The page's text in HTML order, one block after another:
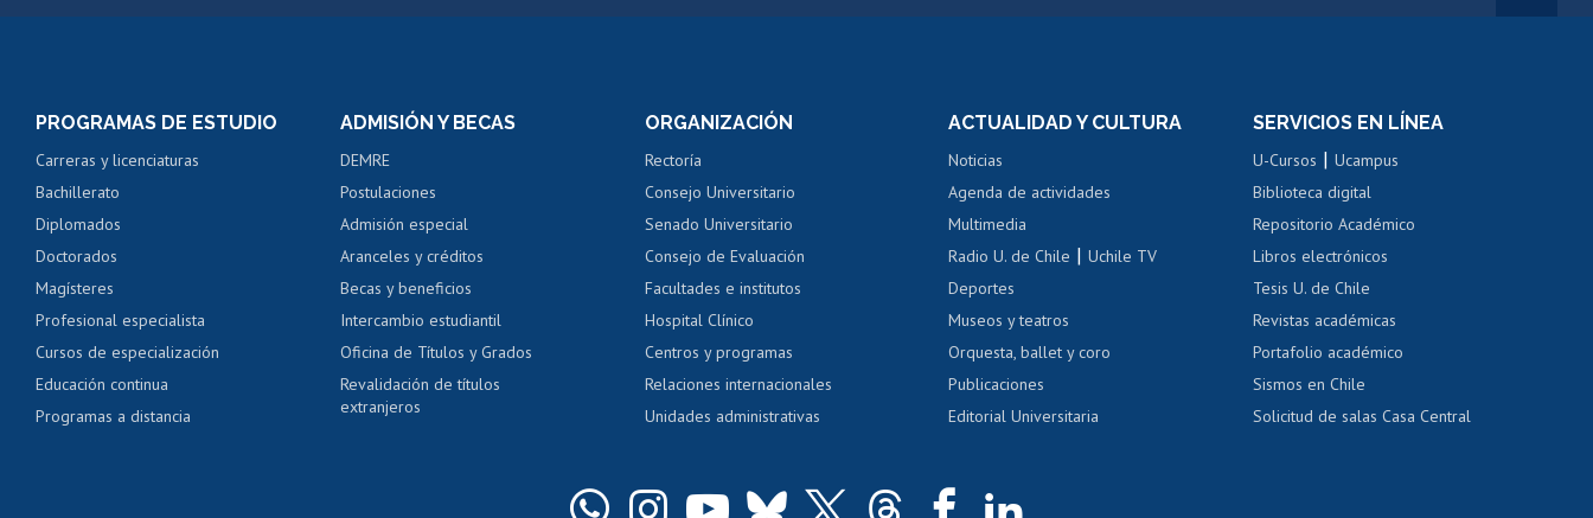
Consulta y certificado de notas
Servicio médico y dental
Pago de arancel y crédito alumnos
Pago de arancel y crédito exalumnos
Certificado de títulos y grados
Perfeccionamiento
Evaluación docente
Calificación académica
Postulación al AUCAI
Portal de movilidad interna
Certificado de renta
Certificado de renta
Gestión de correo uchile
Movilidad Estudiantil
Cursos de español
Acoso laboral, sexual y violencia
PROGRAMAS DE ESTUDIO
Carreras y licenciaturas
Bachillerato
Diplomados
Doctorados
Magísteres
Profesional especialista
Cursos de especialización
Educación continua
Programas a distancia
ADMISIÓN Y BECAS
DEMRE
Postulaciones
Admisión especial
Aranceles y créditos
Becas y beneficios
Intercambio estudiantil
Oficina de Títulos y Grados
Revalidación de títulos
extranjeros
ORGANIZACIÓN
Rectoría
Consejo Universitario
Senado Universitario
Consejo de Evaluación
Facultades e institutos
Hospital Clínico
Centros y programas
Relaciones internacionales
Unidades administrativas
ACTUALIDAD Y CULTURA
Noticias
Agenda de actividades
Multimedia
Radio U. de Chile |Uchile TV
Deportes
Museos y teatros
Orquesta, ballet y coro
Publicaciones
Editorial Universitaria
SERVICIOS EN LÍNEA
U-Cursos |Ucampus
Biblioteca digital
Repositorio Académico
Libros electrónicos
Tesis U. de Chile
Revistas académicas
Portafolio académico
Sismos en Chile
Solicitud de salas Casa Central